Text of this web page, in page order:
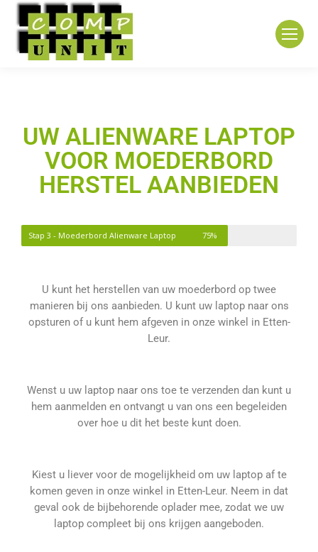
UW ALIENWARE LAPTOP
VOOR MOEDERBORD
HERSTEL AANBIEDEN
Stap 3 - Moederbord Alienware Laptop 75%
U kunt het herstellen van uw moederbord op twee
manieren bij ons aanbieden. U kunt uw laptop naar ons
opsturen of u kunt hem afgeven in onze winkel in Etten-
Leur.
Wenst u uw laptop naar ons toe te verzenden dan kunt u
hem aanmelden en ontvangt u van ons een begeleiden
over hoe u dit het beste kunt doen.
Kiest u liever voor de mogelijkheid om uw laptop af te
komen geven in onze winkel in Etten-Leur. Neem in dat
geval ook de bijbehorende oplader mee, zodat we uw
laptop compleet bij ons krijgen aangeboden.